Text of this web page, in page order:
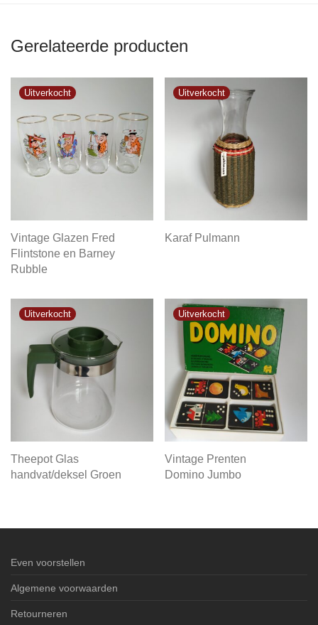
Gerelateerde producten
Vintage Glazen Fred
Flintstone en Barney
Rubble
Karaf Pulmann
Theepot Glas
handvat/deksel Groen
Vintage Prenten
Domino Jumbo
Even voorstellen
Algemene voorwaarden
Retourneren